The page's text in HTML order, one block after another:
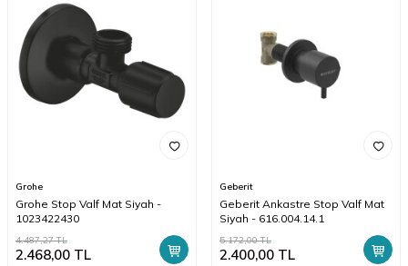
Grohe
Grohe Stop Valf Mat Siyah -
1023422430
4.487,27TL
2.468,00 TL
Geberit
Geberit Ankastre Stop Valf Mat
Siyah - 616.004.14.1
5.172,00TL
2.400,00 TL